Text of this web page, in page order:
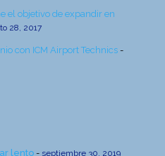
el objetivo de expandir en
28, 2017
con ICM Airport Technics -
lento - septiembre 30, 2019